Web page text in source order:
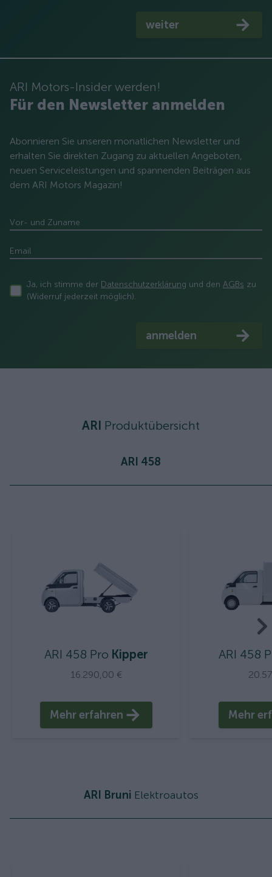
weiter
ARI Motors-Insider werden!
Für den Newsletter anmelden
Abonnieren Sie unseren monatlichen Newsletter und
erhalten Sie direkten Zugang zu aktuellen Angeboten,
neuen Serviceleistungen und spannenden Beiträgen aus
dem ARI Motors Magazin!
Vor- und Zuname
Email
Ja, ich stimme der Datenschutzerklärung und den AGBs zu
(Widerruf jederzeit möglich).
anmelden
ARI Produktübersicht
ARI 458
ARI 458 Pro Kipper
16.290,00 €
Mehr erfahren
ARI 458
Mehr
ARI Bruni Elektroautos